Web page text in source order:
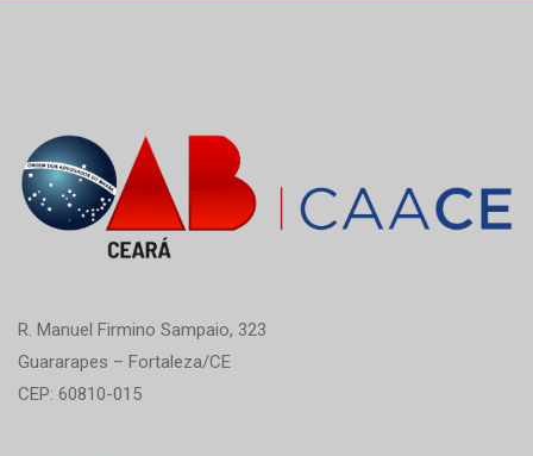
R. Manuel Firmino Sampaio, 323
Guararapes – Fortaleza/CE
CEP: 60810-015